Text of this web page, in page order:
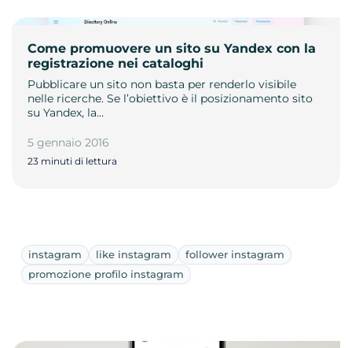
Come promuovere un sito su Yandex con la
registrazione nei cataloghi
Pubblicare un sito non basta per renderlo visibile
nelle ricerche. Se l’obiettivo è il posizionamento sito
su Yandex, la…
5 gennaio 2016
23 minuti di lettura
instagram like instagram
follower instagram
promozione profilo instagram